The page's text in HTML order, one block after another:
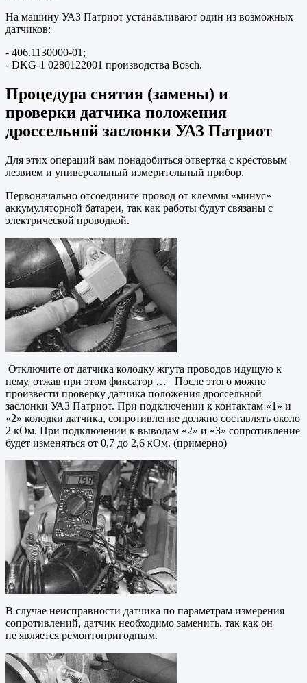
На машину УАЗ Патриот устанавливают один из возможных
датчиков:
- 406.1130000-01;
- DKG-1 0280122001 производства Bosch.
Процедура снятия (замены) и
проверки датчика положения
дроссельной заслонки УАЗ Патриот
Для этих операций вам понадобиться отвертка с крестовым
лезвием и универсальный измерительный прибор.
Первоначально отсоедините провод от клеммы «минус»
аккумуляторной батареи, так как работы будут связаны с
электрической проводкой.
Отключите от датчика колодку жгута проводов идущую к
нему, отжав при этом фиксатор … После этого можно
произвести проверку датчика положения дроссельной
заслонки УАЗ Патриот. При подключении к контактам «1» и
«2» колодки датчика, сопротивление должно составлять около
2 кОм. При подключении к выводам «2» и «3» сопротивление
будет изменяться от 0,7 до 2,6 кОм. (примерно)
В случае неисправности датчика по параметрам измерения
сопротивлений, датчик необходимо заменить, так как он
не является ремонтопригодным.